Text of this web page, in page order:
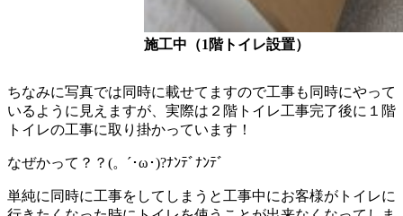
施工中（1階トイレ設置）
ちなみに写真では同時に載せてますので工事も同時にやって
いるように見えますが、実際は２階トイレ工事完了後に１階
トイレの工事に取り掛かっています！
なぜかって？？(。´･ω･)?ﾅﾝﾃﾞﾅﾝﾃﾞ
単純に同時に工事をしてしまうと工事中にお客様がトイレに